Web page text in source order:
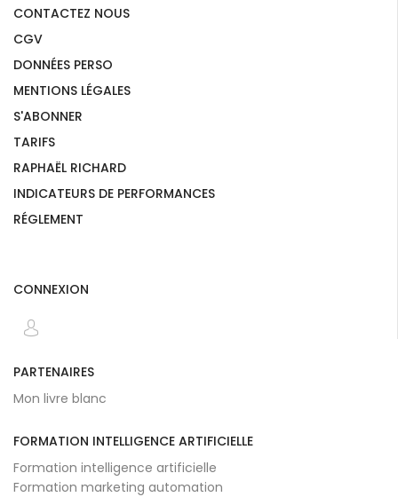
CONTACTEZ NOUS
CGV
DONNÉES PERSO
MENTIONS LÉGALES
S'ABONNER
TARIFS
RAPHAËL RICHARD
INDICATEURS DE PERFORMANCES
RÉGLEMENT
CONNEXION
PARTENAIRES
Mon livre blanc
FORMATION INTELLIGENCE ARTIFICIELLE
Formation intelligence artificielle
Formation marketing automation